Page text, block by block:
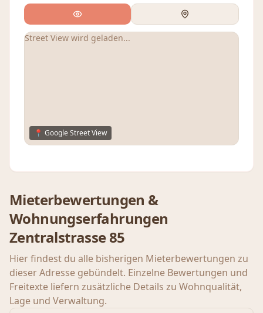
Street View wird geladen...
📍 Google Street View
Mieterbewertungen &
Wohnungserfahrungen
Zentralstrasse 85
Hier findest du alle bisherigen Mieterbewertungen zu
dieser Adresse gebündelt. Einzelne Bewertungen und
Freitexte liefern zusätzliche Details zu Wohnqualität,
Lage und Verwaltung.